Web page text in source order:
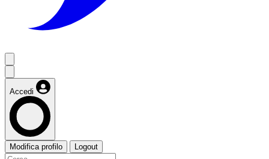
Accedi
Modifica profilo Logout